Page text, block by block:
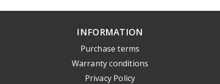
INFORMATION
Purchase terms
Warranty conditions
Privacy Policy